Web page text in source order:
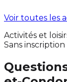
Voir toutes les
Activités et
Sans inscription